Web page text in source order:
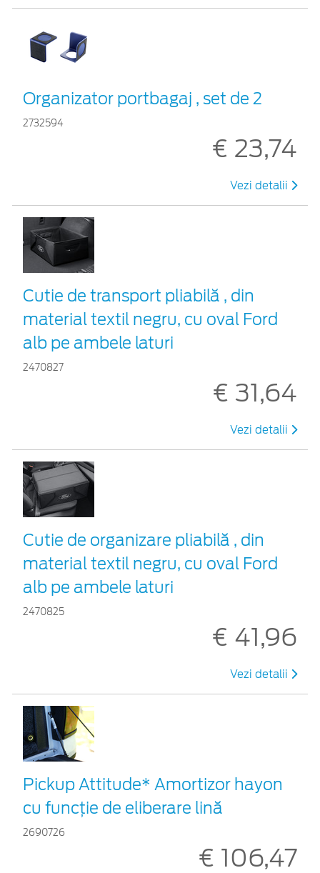
Organizator portbagaj , set de 2
2732594
€ 23,74
Vezi detalii
Cutie de transport pliabilă , din
material textil negru, cu oval Ford
alb pe ambele laturi
2470827
€ 31,64
Vezi detalii
Cutie de organizare pliabilă , din
material textil negru, cu oval Ford
alb pe ambele laturi
2470825
€ 41,96
Vezi detalii
Pickup Attitude* Amortizor hayon
cu funcție de eliberare lină
2690726
€ 106,47